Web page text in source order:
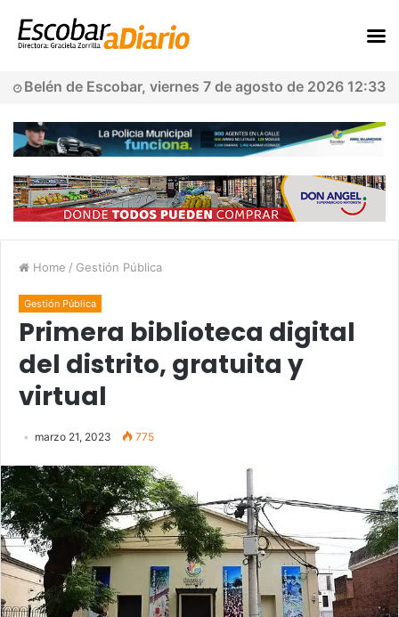
Belén de Escobar, viernes 7 de agosto de 2026 12:33
Home / Gestión Pública
Gestión Pública
Primera biblioteca digital
del distrito, gratuita y
virtual
marzo 21, 2023 775